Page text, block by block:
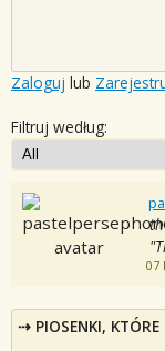
Zaloguj lub
Filtruj według:
07
PIOSENKI,